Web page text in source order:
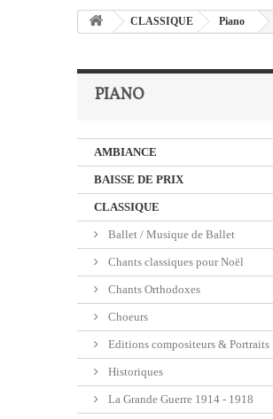
CLASSIQUE Piano
PIANO
AMBIANCE
BAISSE DE PRIX
CLASSIQUE
Ballet / Musique de Ballet
Chants classiques pour Noël
Chants Orthodoxes
Choeurs
Editions compositeurs & Portraits
Historiques
La Grande Guerre 1914 - 1918